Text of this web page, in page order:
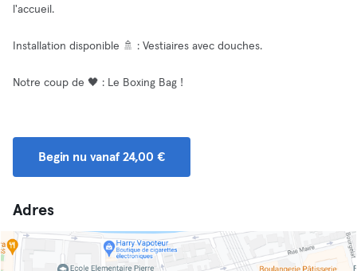
l'accueil.
Installation disponible 🚿 : Vestiaires avec douches.
Notre coup de 🖤 : Le Boxing Bag !
Begin nu vanaf 24,00 €
Adres